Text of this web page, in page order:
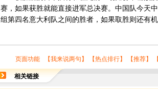
赛，如果获胜就能直接进军总决赛。中国队今天
组第四名意大利队之间的胜者，如果取胜则还有
页面功能 【我来说两句 】 【热点排行】 【推荐】
相关链接